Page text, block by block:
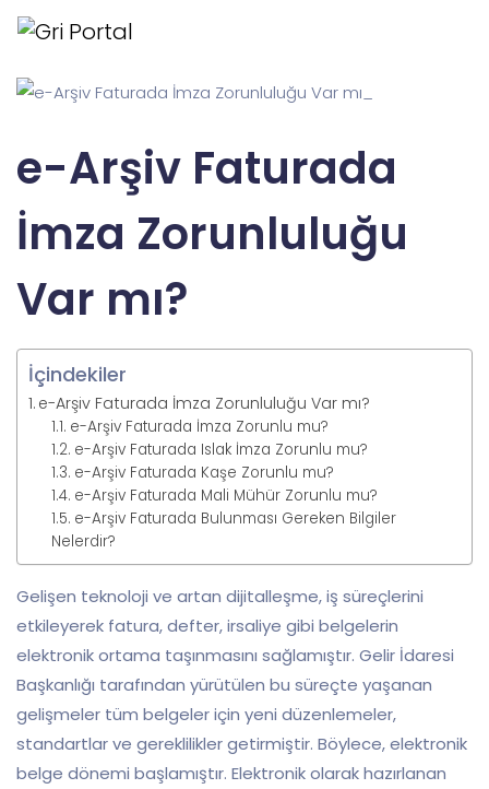
e-Arşiv Faturada
İmza Zorunluluğu
Var mı?
İçindekiler
e-Arşiv Faturada İmza Zorunluluğu Var mı?
e-Arşiv Faturada İmza Zorunlu mu?
e-Arşiv Faturada Islak İmza Zorunlu mu?
e-Arşiv Faturada Kaşe Zorunlu mu?
e-Arşiv Faturada Mali Mühür Zorunlu mu?
e-Arşiv Faturada Bulunması Gereken Bilgiler
Nelerdir?
Gelişen teknoloji ve artan dijitalleşme, iş süreçlerini
etkileyerek fatura, defter, irsaliye gibi belgelerin
elektronik ortama taşınmasını sağlamıştır. Gelir İdaresi
Başkanlığı tarafından yürütülen bu süreçte yaşanan
gelişmeler tüm belgeler için yeni düzenlemeler,
standartlar ve gereklilikler getirmiştir. Böylece, elektronik
belge dönemi başlamıştır. Elektronik olarak hazırlanan